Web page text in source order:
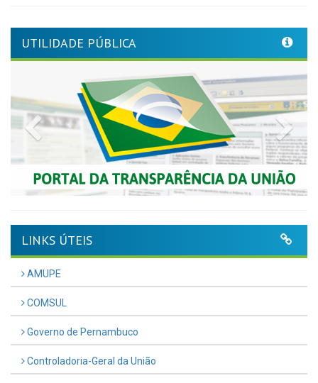
UTILIDADE PÚBLICA
Previous
LINKS ÚTEIS
AMUPE
COMSUL
Governo de Pernambuco
Controladoria-Geral da União